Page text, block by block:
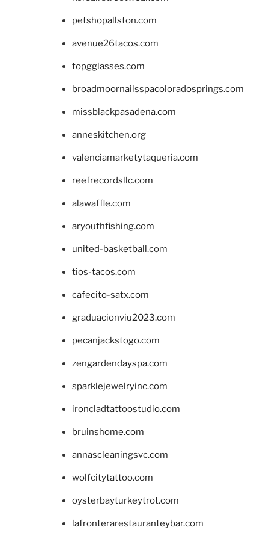
petshopallston.com
avenue26tacos.com
topgglasses.com
broadmoornailsspacoloradosprings.com
missblackpasadena.com
anneskitchen.org
valenciamarketytaqueria.com
reefrecordsllc.com
alawaffle.com
aryouthfishing.com
united-basketball.com
tios-tacos.com
cafecito-satx.com
graduacionviu2023.com
pecanjackstogo.com
zengardendayspa.com
sparklejewelryinc.com
ironcladtattoostudio.com
bruinshome.com
annascleaningsvc.com
wolfcitytattoo.com
oysterbayturkeytrot.com
lafronterarestauranteybar.com